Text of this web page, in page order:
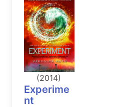
(2014)
Experime
nt